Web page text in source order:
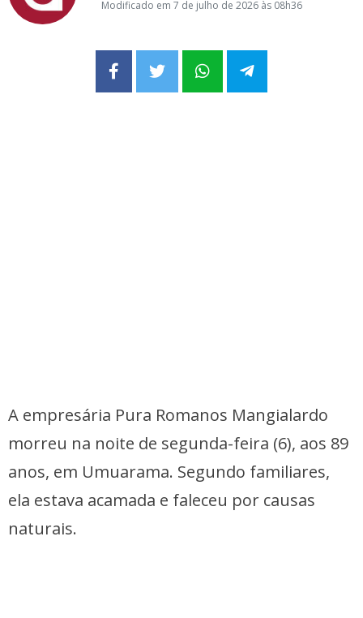
Modificado em 7 de julho de 2026 às 08h36
A empresária Pura Romanos Mangialardo
morreu na noite de segunda-feira (6), aos 89
anos, em Umuarama. Segundo familiares,
ela estava acamada e faleceu por causas
naturais.